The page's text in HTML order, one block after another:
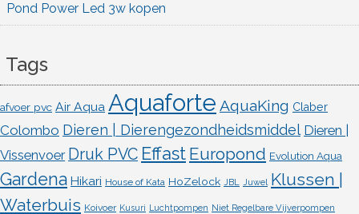
Pond Power Led 3w kopen
Tags
afvoer pvc Air Aqua Aquaforte AquaKing Claber
Colombo Dieren | Dierengezondheidsmiddel Dieren |
Vissenvoer Druk PVC Effast Europond Evolution Aqua
Gardena Hikari House of Kata HoZelock JBL Juwel Klussen |
Waterbuis Koivoer Kusuri Luchtpompen Niet Regelbare Vijverpompen